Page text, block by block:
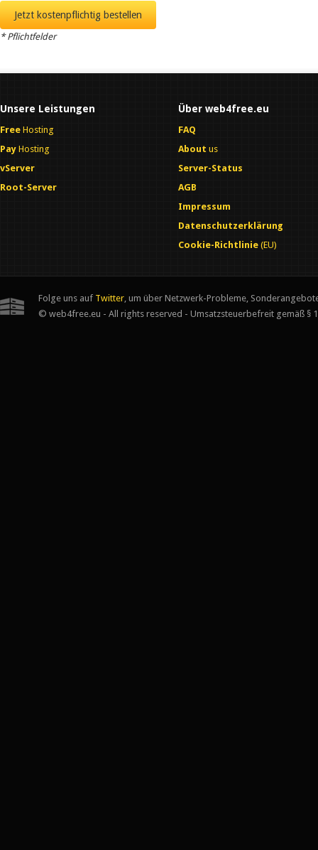
* Pflichtfelder
Unsere Leistungen
Free Hosting
Pay Hosting
vServer
Root-Server
Über web4free.eu
FAQ
About us
Server-Status
AGB
Impressum
Datenschutzerklärung
Cookie-Richtlinie (EU)
Folge uns auf Twitter, um über Netzwerk-Probleme,
© web4free.eu - All rights reserved - Umsatzsteuerbefreit gemäß §